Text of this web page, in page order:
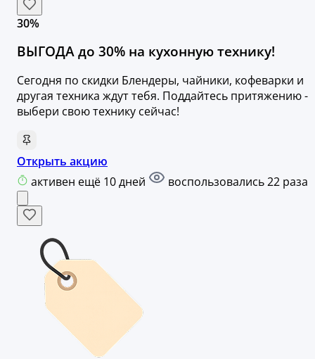
30%
ВЫГОДА до 30% на кухонную технику!
Сегодня по скидки Блендеры, чайники, кофеварки и
другая техника ждут тебя. Поддайтесь притяжению -
выбери свою технику сейчас!
Открыть акцию
активен ещё 10 дней
воспользовались 22 раза